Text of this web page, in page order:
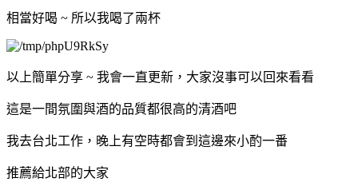
相當好喝 ~ 所以我喝了兩杯
以上簡單分享 ~ 我會一直更新，大家沒事可以回來看看
這是一間氛圍與酒的品質都很高的清酒吧
我去台北工作，晚上有空時都會到這邊來小酌一番
推薦給北部的大家